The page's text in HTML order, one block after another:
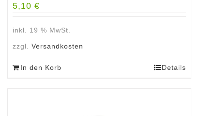
5,10 €
inkl. 19 % MwSt.
zzgl. Versandkosten
In den Korb Details